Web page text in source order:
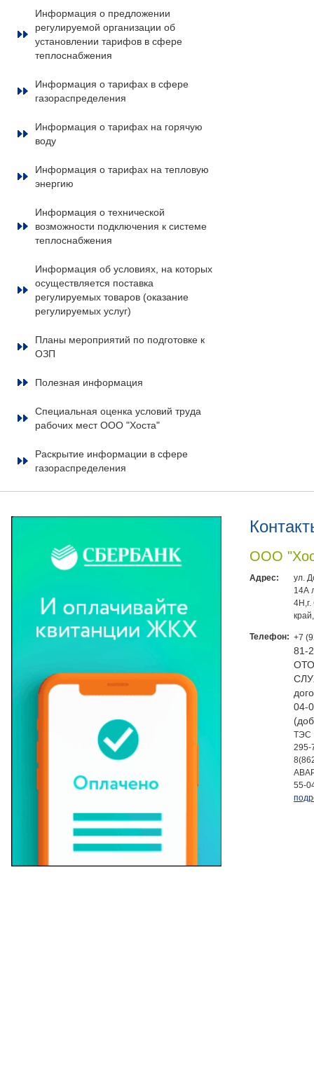
Информация о предложении
регулируемой организации об
установлении тарифов в сфере
теплоснабжения
Информация о тарифах в сфере
газораспределения
Информация о тарифах на горячую
воду
Информация о тарифах на тепловую
энергию
Информация о технической
возможности подключения к системе
теплоснабжения
Информация об условиях, на которых
осуществляется поставка
регулируемых товаров (оказание
регулируемых услуг)
Планы мероприятий по подготовке к
ОЗП
Полезная информация
Специальная оценка условий труда
рабочих мест ООО "Хоста"
Раскрытие информации в сфере
газораспределения
ООО
Адрес:
ул.
14А
Телефон: +7
81-
04-
ТЭС
295-
55-